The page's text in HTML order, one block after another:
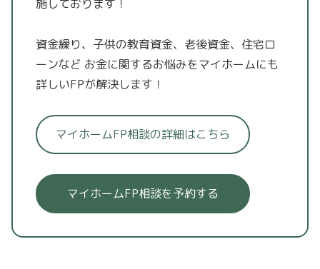
施しております！
資金繰り、子供の教育資金、老後資金、住宅ロ
ーンなど お金に関するお悩みをマイホームにも
詳しいFPが解決します！
マイホームFP相談の詳細はこちら
マイホームFP相談を予約する